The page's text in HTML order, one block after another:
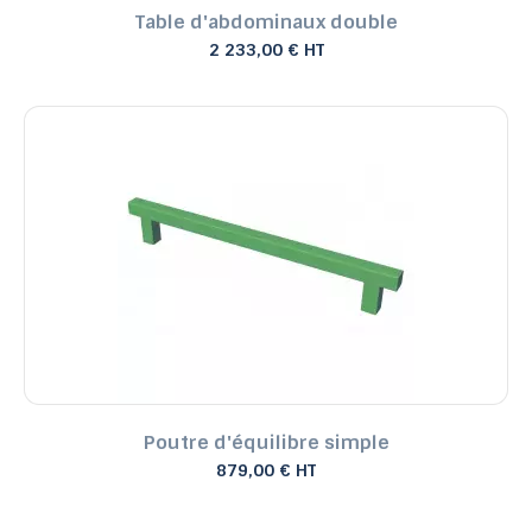
Table d'abdominaux double
2 233,00 € HT
Poutre d'équilibre simple
879,00 € HT